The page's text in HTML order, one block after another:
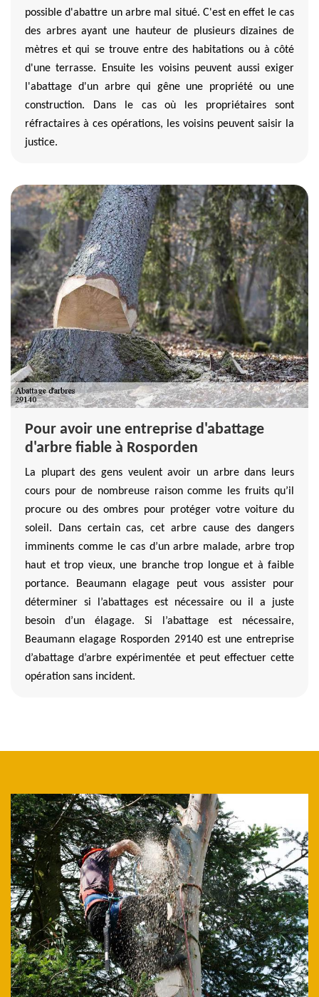
possible d'abattre un arbre mal situé. C'est en effet le cas
des arbres ayant une hauteur de plusieurs dizaines de
mètres et qui se trouve entre des habitations ou à côté
d'une terrasse. Ensuite les voisins peuvent aussi exiger
l'abattage d'un arbre qui gêne une propriété ou une
construction. Dans le cas où les propriétaires sont
réfractaires à ces opérations, les voisins peuvent saisir la
justice.
Pour avoir une entreprise d'abattage
d'arbre fiable à Rosporden
La plupart des gens veulent avoir un arbre dans leurs
cours pour de nombreuse raison comme les fruits qu’il
procure ou des ombres pour protéger votre voiture du
soleil. Dans certain cas, cet arbre cause des dangers
imminents comme le cas d’un arbre malade, arbre trop
haut et trop vieux, une branche trop longue et à faible
portance. Beaumann elagage peut vous assister pour
déterminer si l’abattages est nécessaire ou il a juste
besoin d’un élagage. Si l’abattage est nécessaire,
Beaumann elagage Rosporden 29140 est une entreprise
d’abattage d’arbre expérimentée et peut effectuer cette
opération sans incident.